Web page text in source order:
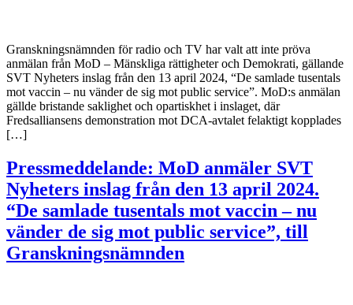
Granskningsnämnden för radio och TV har valt att inte pröva
anmälan från MoD – Mänskliga rättigheter och Demokrati, gällande
SVT Nyheters inslag från den 13 april 2024, “De samlade tusentals
mot vaccin – nu vänder de sig mot public service”. MoD:s anmälan
gällde bristande saklighet och opartiskhet i inslaget, där
Fredsalliansens demonstration mot DCA-avtalet felaktigt kopplades
[…]
Pressmeddelande: MoD anmäler SVT
Nyheters inslag från den 13 april 2024.
“De samlade tusentals mot vaccin – nu
vänder de sig mot public service”, till
Granskningsnämnden